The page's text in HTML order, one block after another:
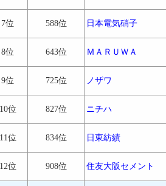
7位 588位 日本電気硝子
8位 643位 ＭＡＲＵＷＡ
9位 725位 ノザワ
10位 827位 ニチハ
11位 834位 日東紡績
12位 908位 住友大阪セメント